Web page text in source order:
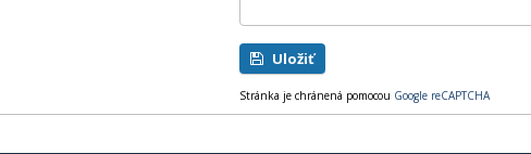
Uložiť
Stránka je chránená pomocou Google reCAPTCHA